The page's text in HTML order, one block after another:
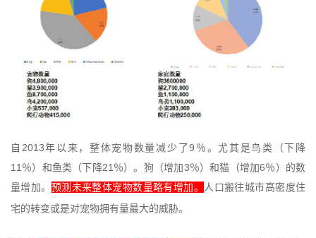
自 2013年以来，整体宠物数量减少了9 ％。尤其是鸟类（下降
11 ％）和鱼类（下降21 ％）。狗（增加 3％）和猫（增加6％）的数
量增加。 预测未来整体宠物数量略有增加。 人口搬往城市高密度住
宅的转变或是对宠物拥有量最大的威胁。